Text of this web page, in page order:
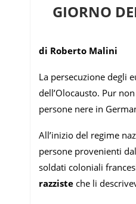
GIORNO
di Roberto Malini
La persecuzione degli
dell’Olocausto. Pur
persone nere in
All’inizio del regime
persone provenienti
soldati coloniali
razziste che li